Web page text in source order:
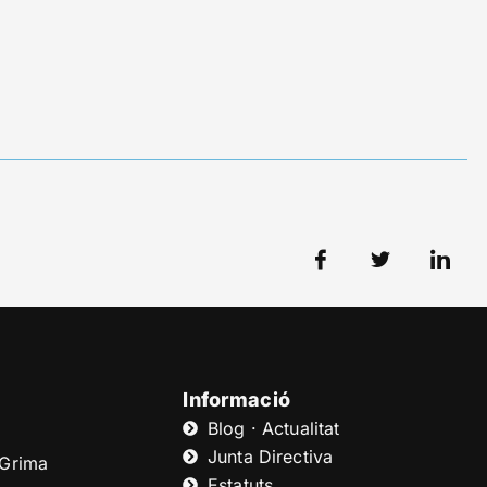
Informació
Blog · Actualitat
Junta Directiva